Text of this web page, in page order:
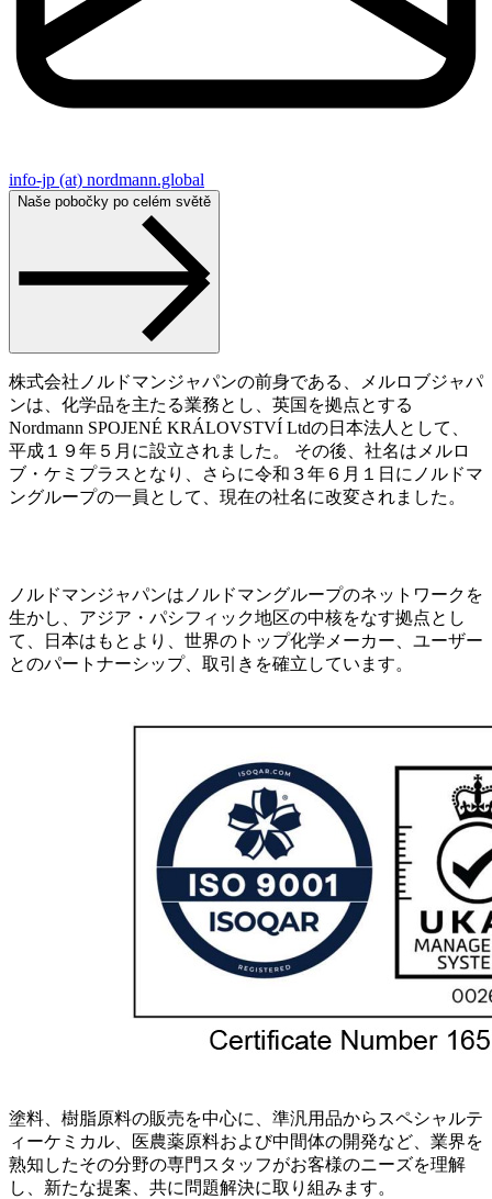
info-jp (at) nordmann.global
Naše pobočky po celém světě
株式会社ノルドマンジャパンの前身である、メルロブジャパ
ンは、化学品を主たる業務とし、英国を拠点とする
Nordmann SPOJENÉ KRÁLOVSTVÍ Ltdの日本法人として、
平成１９年５月に設立されました。 その後、社名はメルロ
ブ・ケミプラスとなり、さらに令和３年６月１日にノルドマ
ングループの一員として、現在の社名に改変されました。
ノルドマンジャパンはノルドマングループのネットワークを
生かし、アジア・パシフィック地区の中核をなす拠点とし
て、日本はもとより、世界のトップ化学メーカー、ユーザー
とのパートナーシップ、取引きを確立しています。
塗料、樹脂原料の販売を中心に、準汎用品からスペシャルテ
ィーケミカル、医農薬原料および中間体の開発など、業界を
熟知したその分野の専門スタッフがお客様のニーズを理解
し、新たな提案、共に問題解決に取り組みます。